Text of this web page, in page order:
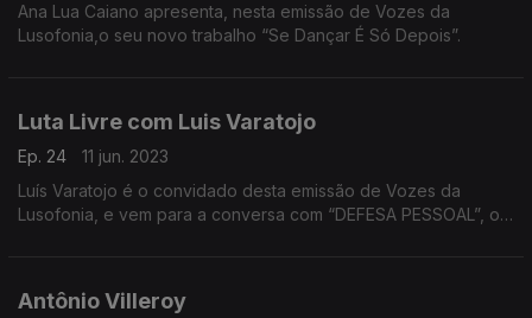
Ana Lua Caiano apresenta, nesta emissão de Vozes da
Lusofonia,o seu novo trabalho “Se Dançar É Só Depois”.
Luta Livre com Luis Varatojo
Ep. 24
11 jun. 2023
Luís Varatojo é o convidado desta emissão de Vozes da
Lusofonia, e vem para a conversa com “DEFESA PESSOAL”, o
Antônio Villeroy